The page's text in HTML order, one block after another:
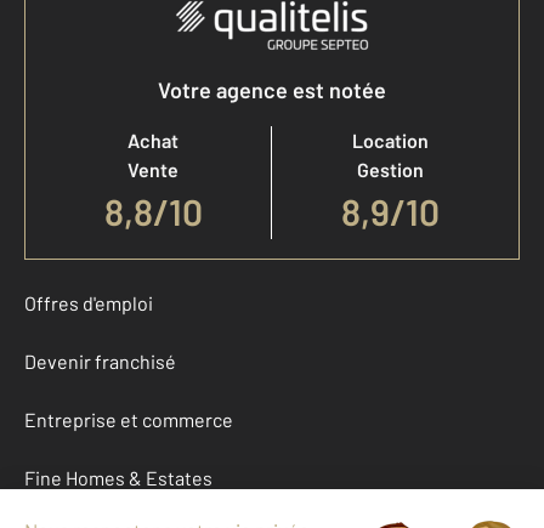
Votre agence est notée
Achat
Vente
8,8/10
Location
Gestion
8,9/10
Offres d'emploi
Devenir franchisé
Entreprise et commerce
Fine Homes & Estates